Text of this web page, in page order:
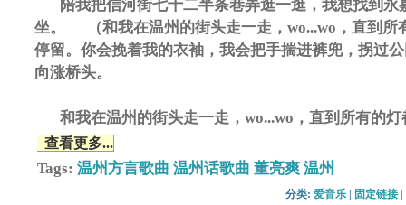
陪我把信河街七十二半条巷弄逛一逛，我想找到永
坐。 （和我在温州的街头走一走，wo...wo，直到所
停留。你会挽着我的衣袖，我会把手揣进裤兜，拐过
向涨桥头。
和我在温州的街头走一走，wo...wo，直到所有的灯
查看更多...
Tags: 温州方言歌曲 温州话歌曲 董亮爽 温州
分类: 爱音乐 固定链接